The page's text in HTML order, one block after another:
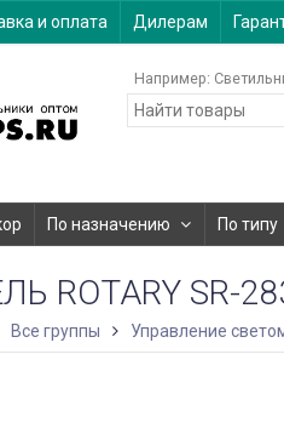
и оплата Дилерам
Например:
По назначению По типу
ROTARY SR-
Все группы Управление